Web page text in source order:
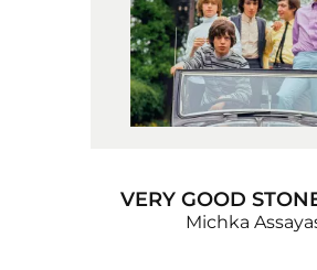
VERY GOOD
Michka